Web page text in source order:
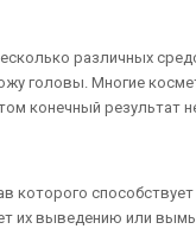
различных
головы. Многие
конечный результат
которого
их выведению или